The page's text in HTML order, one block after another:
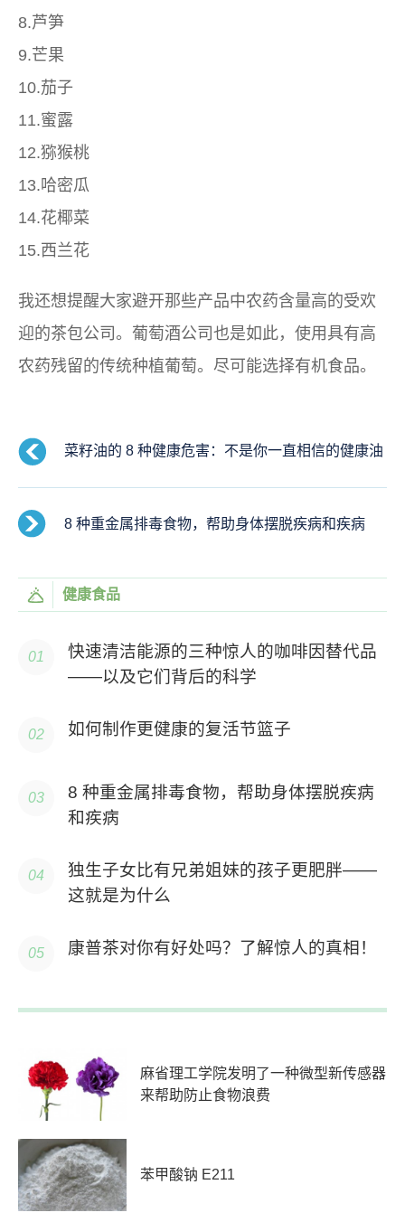
8.芦笋
9.芒果
10.茄子
11.蜜露
12.猕猴桃
13.哈密​​瓜
14.花椰菜
15.西兰花
我还想提醒大家避开那些产品中农药含量高的受欢
迎的茶包公司。葡萄酒公司也是如此，使用具有高
农药残留的传统种植葡萄。尽可能选择有机食品。
菜籽油的 8 种健康危害：不是你一直相信的健康油
8 种重金属排毒食物，帮助身体摆脱疾病和疾病
健康食品
快速清洁能源的三种惊人的咖啡因替代品
——以及它们背后的科学
如何制作更健康的复活节篮子
8 种重金属排毒食物，帮助身体摆脱疾病
和疾病
独生子女比有兄弟姐妹的孩子更肥胖——
这就是为什么
康普茶对你有好处吗？了解惊人的真相！
麻省理工学院发明了一种微型新传感器
来帮助防止食物浪费
苯甲酸钠 E211